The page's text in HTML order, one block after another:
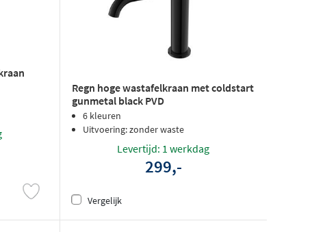
Regn hoge wastafelkraan met coldstart
gunmetal black PVD
6 kleuren
Uitvoering: zonder waste
Levertijd: 1 werkdag
299,-
Vergelijk